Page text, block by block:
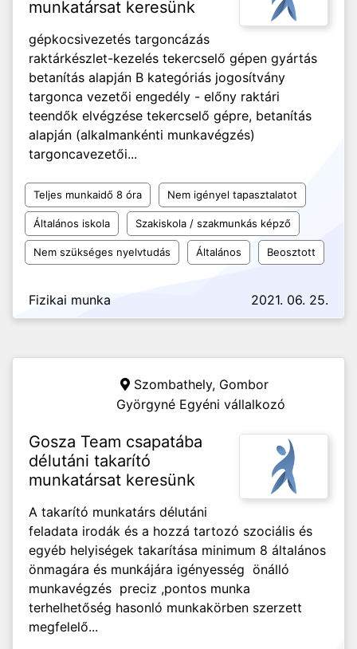
munkatársat keresünk
gépkocsivezetés targoncázás
raktárkészlet-kezelés tekercselő gépen gyártás
betanítás alapján B kategóriás jogosítvány
targonca vezetői engedély - előny raktári
teendők elvégzése tekercselő gépre, betanítás
alapján (alkalmankénti munkavégzés)
targoncavezetői...
Teljes munkaidő 8 óra Nem igényel tapasztalatot
Általános iskola Szakiskola / szakmunkás képző
Nem szükséges nyelvtudás Általános Beosztott
Fizikai munka 2021. 06. 25.
Szombathely, Gombor
Györgyné Egyéni vállalkozó
Gosza Team csapatába
délutáni takarító
munkatársat keresünk
A takarító munkatárs délutáni
feladata irodák és a hozzá tartozó szociális és
egyéb helyiségek takarítása minimum 8 általános
önmagára és munkájára igényesség önálló
munkavégzés preciz ,pontos munka
terhelhetőség hasonló munkakörben szerzett
megfelelő...